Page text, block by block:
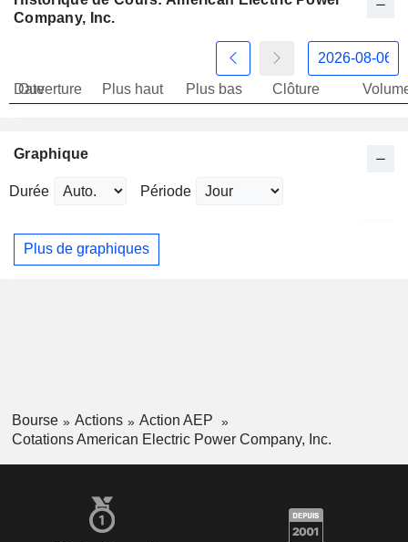
Company, Inc.
Date
Ouverture Plus haut Plus bas Clôture
Graphique
Durée Période
Plus de graphiques
Bourse Actions
Action AEP
Cotations American Electric Power Company, Inc.